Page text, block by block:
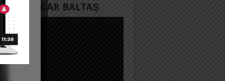
ACAR BALTAŞ